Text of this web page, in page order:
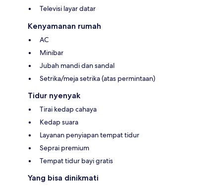
Televisi layar datar
Kenyamanan rumah
AC
Minibar
Jubah mandi dan sandal
Setrika/meja setrika (atas permintaan)
Tidur nyenyak
Tirai kedap cahaya
Kedap suara
Layanan penyiapan tempat tidur
Seprai premium
Tempat tidur bayi gratis
Yang bisa dinikmati